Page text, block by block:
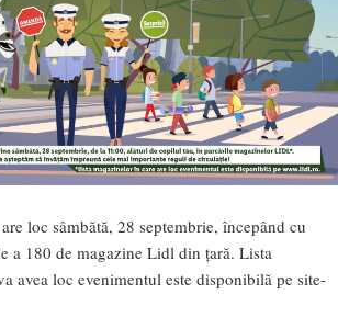
loc sâmbătă, 28 septembrie, începând cu
a 180 de magazine Lidl din țară. Lista
avea loc evenimentul este disponibilă pe site-